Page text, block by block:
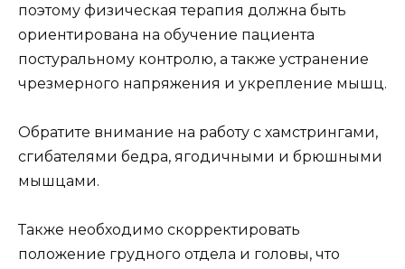
поэтому физическая терапия должна быть
ориентирована на обучение пациента
постуральному контролю, а также устранение
чрезмерного напряжения и укрепление мышц.
Обратите внимание на работу с хамстрингами,
сгибателями бедра, ягодичными и брюшными
мышцами.
Также необходимо скорректировать
положение грудного отдела и головы, что